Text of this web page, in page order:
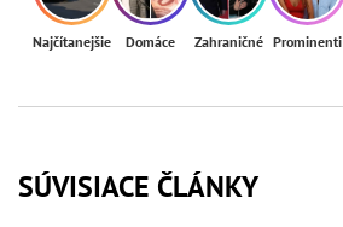
Najčítanejšie Domáce Zahraničné Prominenti
SÚVISIACE ČLÁNKY